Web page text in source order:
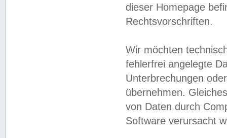
dieser Homepage
Rechtsvorschriften.
Wir möchten
fehlerfrei angelegte
Unterbrechungen
übernehmen.
von Daten durch
Software verursacht